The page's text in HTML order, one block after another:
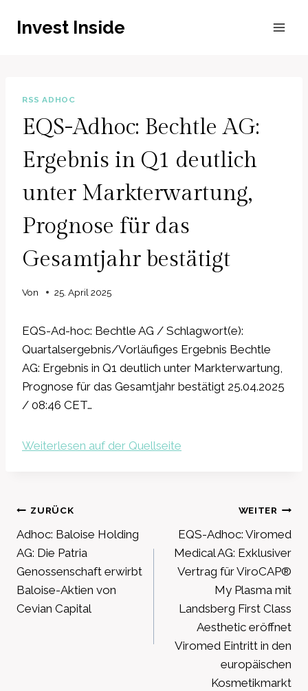
InhaltInvest Inside
RSS ADHOC
EQS-Adhoc: Bechtle AG:
Ergebnis in Q1 deutlich
unter Markterwartung,
Prognose für das
Gesamtjahr bestätigt
Von 25. April 2025
EQS-Ad-hoc: Bechtle AG / Schlagwort(e):
Quartalsergebnis/Vorläufiges Ergebnis Bechtle
AG: Ergebnis in Q1 deutlich unter Markterwartung,
Prognose für das Gesamtjahr bestätigt 25.04.2025
/ 08:46 CET…
Weiterlesen auf der Quellseite
Beitragsnavigation
ZURÜCK
Adhoc: Baloise Holding
AG: Die Patria
Genossenschaft erwirbt
Baloise-Aktien von
Cevian Capital
WEITER
EQS-Adhoc: Viromed
Medical AG: Exklusiver
Vertrag für ViroCAP®
My Plasma mit
Landsberg First Class
Aesthetic eröffnet
Viromed Eintritt in den
europäischen
Kosmetikmarkt